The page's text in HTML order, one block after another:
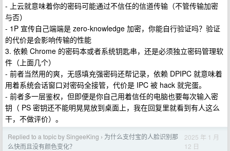
- 上云就意味着你的密码可能通过不信任的信道传输（不管传输加密
与否）
- 1P 宣传自己端端是 zero-knowledge 加密，你能自行验证吗？验证
的代价是会影响传输的性能
3. 依赖 Chrome 的密码本或者系统钥匙串，还是必须独立密码管理软
件（上面几个）
- 前者当然用的爽，无感填充强密码还帮记录，依赖 DPIPC 就意味着
用着系统会话窗口对密码全接管，代价是 IPC 被 hack 就完蛋。
- 前者多一层鉴权，但即便是你自己用着信任的电脑也要每次输入密
钥（ PS 密钥还不能明晃晃放到桌面上，我在回复里就看到有人这么
干，不做评价）。
Replied to a topic by SingeeKing › 为什么支付宝的人脸识别那
么快而且没有颜色变化？
2025 年 1 月
12 日